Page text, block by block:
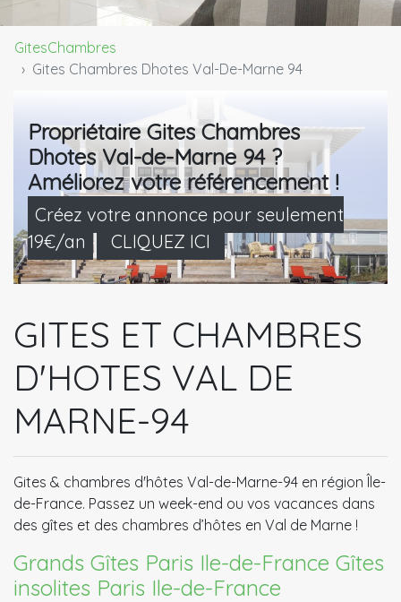
GitesChambres
Gites Chambres Dhotes Val-De-Marne 94
Propriétaire Gites Chambres
Dhotes Val-de-Marne 94 ?
Améliorez votre référencement !
Créez votre annonce pour seulement
19€/an
CLIQUEZ ICI
GITES ET CHAMBRES
D'HOTES VAL DE
MARNE-94
Gites & chambres d'hôtes Val-de-Marne-94 en région Île-
de-France. Passez un week-end ou vos vacances dans
des gîtes et des chambres d’hôtes en Val de Marne !
Grands Gîtes Paris Ile-de-France​ Gîtes
insolites Paris Ile-de-France